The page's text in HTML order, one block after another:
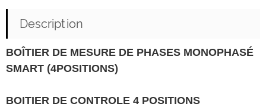
Description
BOÎTIER DE MESURE DE PHASES MONOPHASÉ
SMART (4POSITIONS)
BOITIER DE CONTROLE 4 POSITIONS